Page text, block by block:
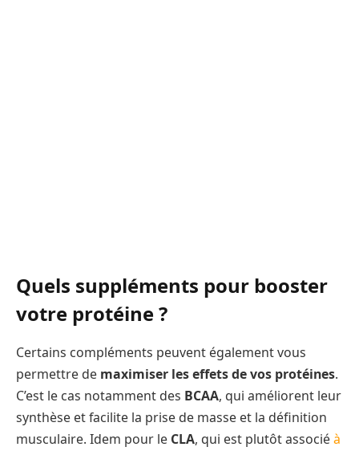
Quels suppléments pour booster
votre protéine ?
Certains compléments peuvent également vous
permettre de maximiser les effets de vos protéines.
C’est le cas notamment des BCAA, qui améliorent leur
synthèse et facilite la prise de masse et la définition
musculaire. Idem pour le CLA, qui est plutôt associéà